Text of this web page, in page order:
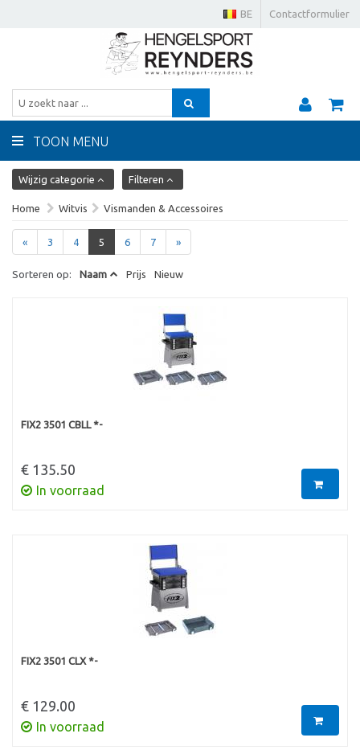
Contactformulier
BE
TOON MENU
Wijzig categorie Filteren
Home Witvis Vismanden & Accessoires
« 3 4 5 6 7 »
Sorteren op: Naam Prijs Nieuw
FIX2 3501 CBLL *-
€ 135.50
In voorraad
FIX2 3501 CLX *-
€ 129.00
In voorraad